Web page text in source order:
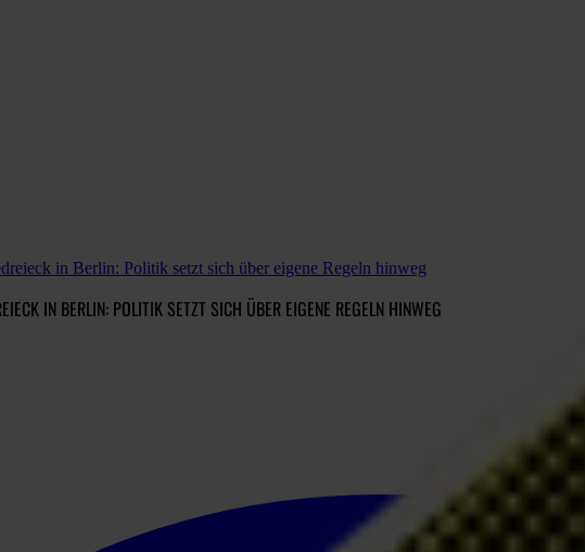
in Berlin: Politik setzt sich über eigene Regeln hinweg
IN BERLIN: POLITIK SETZT SICH ÜBER EIGENE REGELN HINWEG